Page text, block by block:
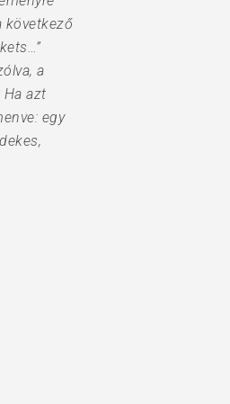
következő
a
azt
egy